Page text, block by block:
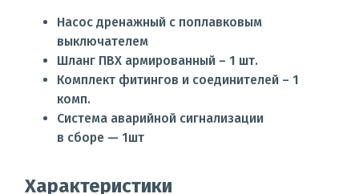
Насос дренажный с поплавковым
выключателем
Шланг ПВХ армированный – 1 шт.
Комплект фитингов и соединителей – 1
комп.
Система аварийной сигнализации
в сборе — 1шт
Характеристики